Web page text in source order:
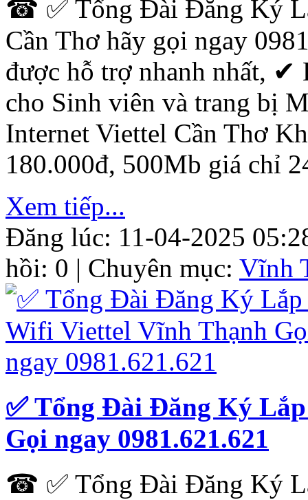
☎ ✅ ‎Tổng Đài Đăng Ký
Cần Thơ hãy gọi ngay
được hỗ trợ nhanh nhất, ✔
cho Sinh viên và trang bị
Internet Viettel Cần Thơ
180.000đ, 500Mb giá chỉ
Xem tiếp...
Đăng lúc: 11-04-2025
hồi: 0 | Chuyên mục: Vĩnh
✅ ‎Tổng Đài Đăng Ký
Gọi ngay 0981.621.621
☎ ✅ ‎Tổng Đài Đăng Ký